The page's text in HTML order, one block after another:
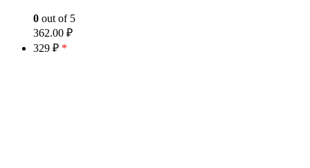
0 out of 5
362.00 ₽
329 ₽ *